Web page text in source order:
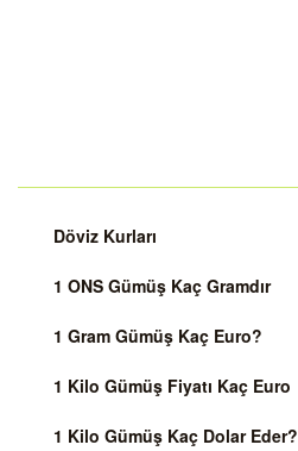
Döviz Kurları
1 ONS Gümüş Kaç Gramdır
1 Gram Gümüş Kaç Euro?
1 Kilo Gümüş Fiyatı Kaç Euro
1 Kilo Gümüş Kaç Dolar Eder?